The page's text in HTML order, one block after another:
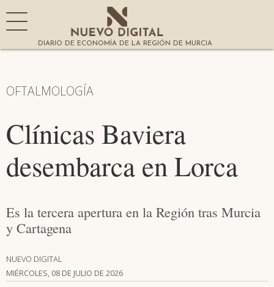
DIARIO DE ECONOMÍA DE LA REGIÓN DE MURCIA
OFTALMOLOGÍA
Clínicas Baviera
desembarca en Lorca
Es la tercera apertura en la Región tras Murcia
y Cartagena
NUEVO DIGITAL
MIÉRCOLES, 08 DE JULIO DE 2026